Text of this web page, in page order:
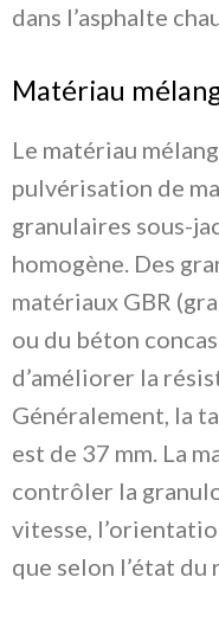
dans l’asphalte
Matériau
Le matériau
pulvérisation de
granulaires sous-
homogène. Des
matériaux GBR
ou du béton
d’améliorer la
Généralement, la
est de 37 mm. La
contrôler la
vitesse,
que selon l’état